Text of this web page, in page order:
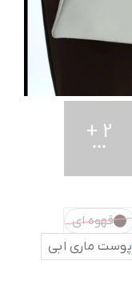
2
+
قهوه ای
پوست ماری ابی